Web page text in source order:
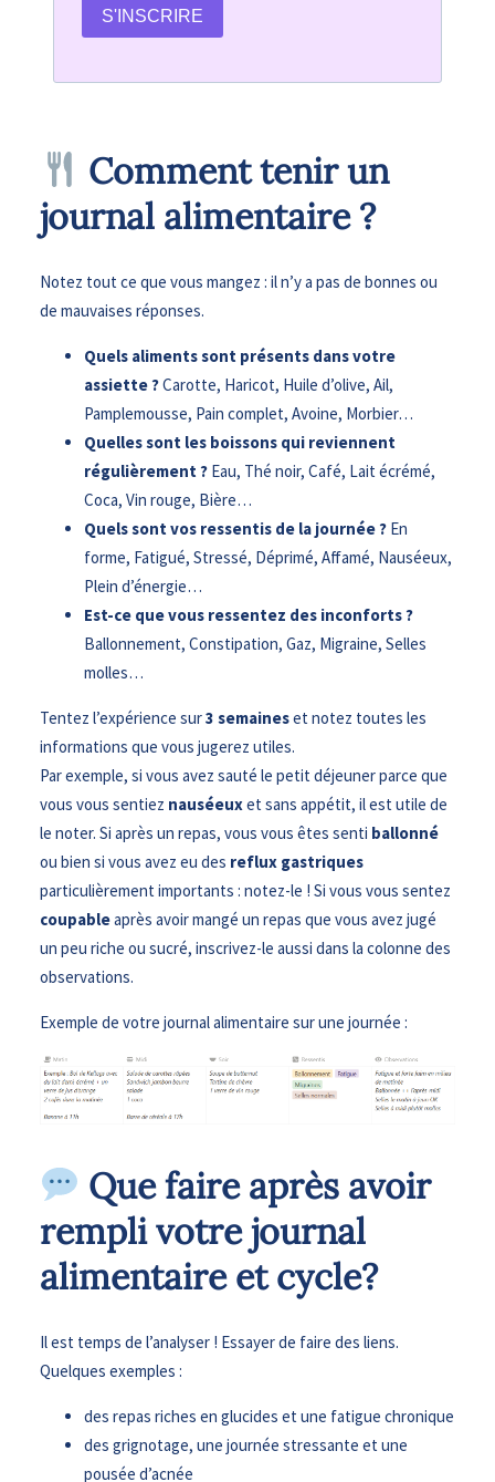
S'INSCRIRE
Comment tenir un
journal alimentaire ?
Notez tout ce que vous mangez : il n’y a pas de bonnes ou
de mauvaises réponses.
Quels aliments sont présents dans votre
assiette ?Carotte, Haricot, Huile d’olive, Ail,
Pamplemousse, Pain complet, Avoine, Morbier…
Quelles sont les boissons qui reviennent
régulièrement ? Eau, Thé noir, Café, Lait écrémé,
Coca, Vin rouge, Bière…
Quels sont vos ressentis de la journée ? En
forme, Fatigué, Stressé, Déprimé, Affamé, Nauséeux,
Plein d’énergie…
Est-ce que vous ressentez des inconforts ?
Ballonnement, Constipation, Gaz, Migraine, Selles
molles…
Tentez l’expérience sur3 semaineset notez toutes les
informations que vous jugerez utiles.
Par exemple, si vous avez sauté le petit déjeuner parce que
vous vous sentiez nauséeuxet sans appétit, il est utile de
le noter. Si après un repas, vous vous êtes senti ballonné
ou bien si vous avez eu des reflux gastriques
particulièrement importants : notez-le ! Si vous vous sentez
coupableaprès avoir mangé un repas que vous avez jugé
un peu riche ou sucré, inscrivez-le aussi dans la colonne des
observations.
Exemple de votre journal alimentaire sur une journée :
Que faire après avoir
rempli votre journal
alimentaire et cycle?
Il est temps de l’analyser ! Essayer de faire des liens.
Quelques exemples :
des repas riches en glucides et une fatigue chronique
des grignotage, une journée stressante et une
pousée d’acnée